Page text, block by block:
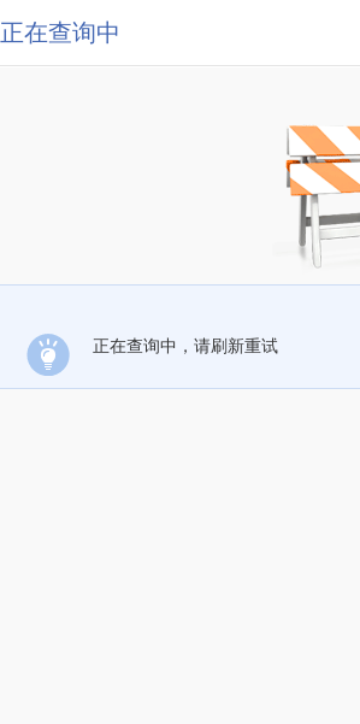
正在查询中
正在查询中，请刷新重试